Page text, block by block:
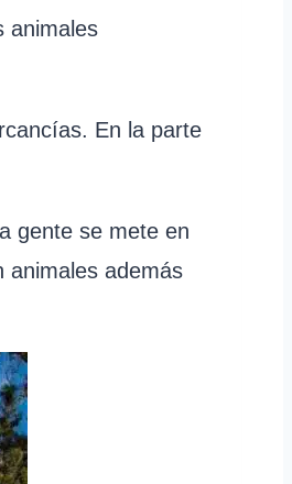
animales
En la parte
gente se mete en
animales además